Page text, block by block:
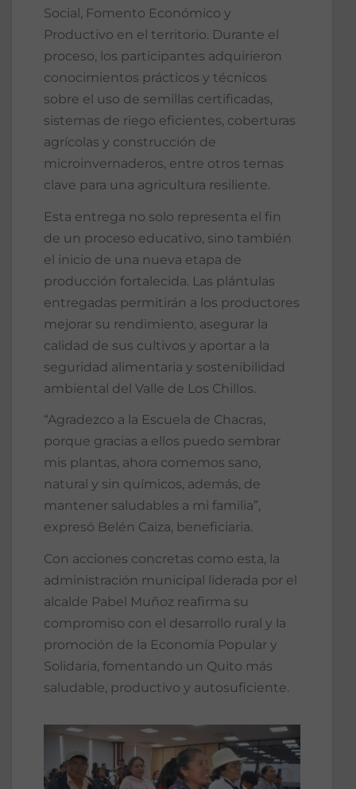
Social, Fomento Económico y
Productivo en el territorio. Durante el
proceso, los participantes adquirieron
conocimientos prácticos y técnicos
sobre el uso de semillas certificadas,
sistemas de riego eficientes, coberturas
agrícolas y construcción de
microinvernaderos, entre otros temas
clave para una agricultura resiliente.
Esta entrega no solo representa el fin
de un proceso educativo, sino también
el inicio de una nueva etapa de
producción fortalecida. Las plántulas
entregadas permitirán a los productores
mejorar su rendimiento, asegurar la
calidad de sus cultivos y aportar a la
seguridad alimentaria y sostenibilidad
ambiental del Valle de Los Chillos.
“Agradezco a la Escuela de Chacras,
porque gracias a ellos puedo sembrar
mis plantas, ahora comemos sano,
natural y sin químicos, además, de
mantener saludables a mi familia”,
expresó Belén Caiza, beneficiaria.
Con acciones concretas como esta, la
administración municipal liderada por el
alcalde Pabel Muñoz reafirma su
compromiso con el desarrollo rural y la
promoción de la Economía Popular y
Solidaria, fomentando un Quito más
saludable, productivo y autosuficiente.